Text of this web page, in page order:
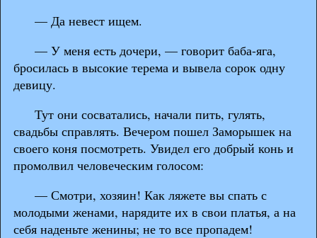
— Да невест ищем.
— У меня есть дочери, — говорит баба-яга,
бросилась в высокие терема и вывела сорок одну
девицу.
Тут они сосватались, начали пить, гулять,
свадьбы справлять. Вечером пошел Заморышек на
своего коня посмотреть. Увидел его добрый конь и
промолвил человеческим голосом:
— Смотри, хозяин! Как ляжете вы спать с
молодыми женами, нарядите их в свои платья, а на
себя наденьте женины; не то все пропадем!